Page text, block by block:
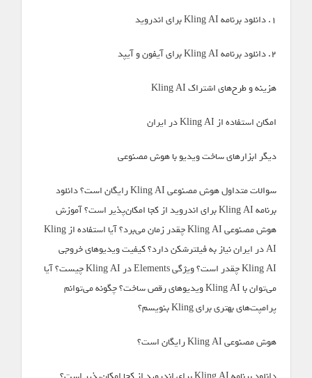
۱. دانلود برنامه Kling AI برای اندروید
۲. دانلود برنامه Kling AI برای آیفون و آیپد
هزینه و طرح‌های اشتراک Kling AI
امکان استفاده از Kling AI در ایران
دیگر ابزارهای ساخت ویدیو با هوش مصنوعی
سوالات متداول هوش مصنوعی Kling AI رایگان است؟ دانلود
برنامه Kling AI برای اندروید از کجا امکان‌پذیر است؟ آموزش
هوش مصنوعی Kling AI چقدر زمان می‌برد؟ آیا استفاده از Kling
AI در ایران نیاز به فیلترشکن دارد؟ کیفیت ویدیوهای خروجی
Kling AI چقدر است؟ ویژگی Elements در Kling AI چیست؟ آیا
می‌توان با Kling AI ویدیوهای رقص ساخت؟ چگونه می‌توانم
پرامپت‌های بهتری برای Kling بنویسم؟
هوش مصنوعی Kling AI رایگان است؟